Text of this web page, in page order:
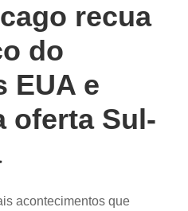
recua
do
EUA e
oferta Sul-
acontecimentos que